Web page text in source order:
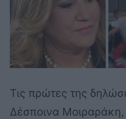
Τις πρώτες της
Δέσποινα